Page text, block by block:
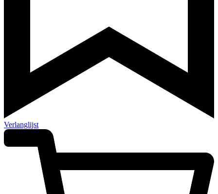
Verlanglijst